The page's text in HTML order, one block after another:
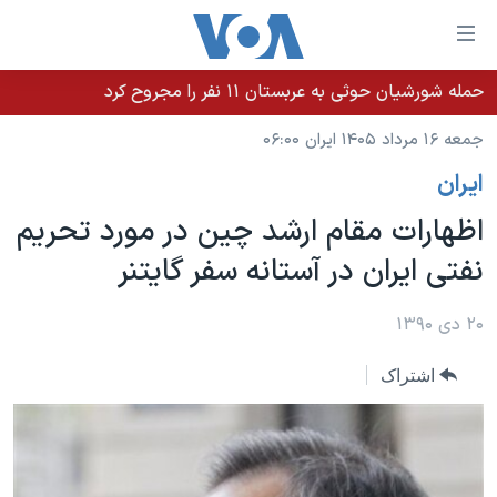
لینکهای
قابل
دسترسی
جهش
محتوای
اصلی
جهش
به
صفحه
جهش
به
خانه
نسخه سبک وب‌سایت
موضوع ها
ایران
آمریکا
جهان
ویدیوها
برنامه های تلویزیونی
جدول برنامه ها
صفحه‌های ویژه
بایگانی برنامه‌های تلویزیونی
فرکانس‌های صدای آمریکا
پخش رادیویی
یادگیری زبان انگلیسی
حمله شورشیان حوثی به عربستان ۱۱ نفر را مجروح کرد
جمعه ۱۶ مرداد ۱۴۰۵ ایران ۰۶:۰۰
ايران
اظهارات مقام ارشد چين در مورد تحريم
نفتی ايران در آستانه سفر گايتنر
۲۰ دی ۱۳۹۰
اشتراک